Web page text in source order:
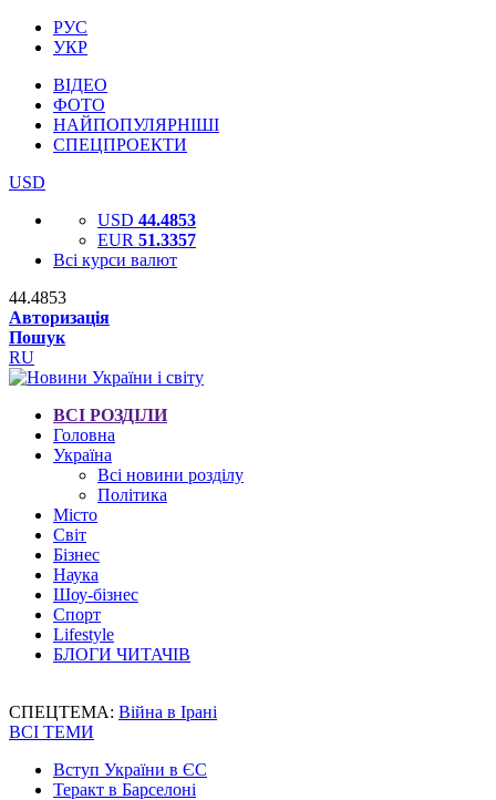
РУС
УКР
ВІДЕО
ФОТО
НАЙПОПУЛЯРНІШІ
СПЕЦПРОЕКТИ
USD
USD 44.4853
EUR 51.3357
Всі курси валют
44.4853
Авторизація
Пошук
RU
ВСІ РОЗДІЛИ
Головна
Україна
Всі новини розділу
Політика
Місто
Світ
Бізнес
Наука
Шоу-бізнес
Спорт
Lifestyle
БЛОГИ ЧИТАЧІВ
СПЕЦТЕМА: Війна в Ірані
ВСІ ТЕМИ
Вступ України в ЄС
Теракт в Барселоні